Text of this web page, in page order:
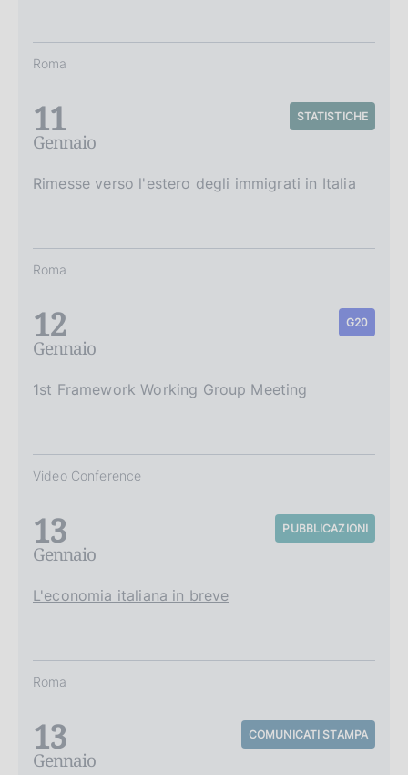
Roma
11
Gennaio
STATISTICHE
Rimesse verso l'estero degli immigrati in Italia
Roma
12
Gennaio
G20
1st Framework Working Group Meeting
Video Conference
13
Gennaio
PUBBLICAZIONI
L'economia italiana in breve
Roma
13
Gennaio
COMUNICATI STAMPA